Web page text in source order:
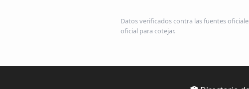
Datos verificados contra las fuentes
oficial para cotejar.